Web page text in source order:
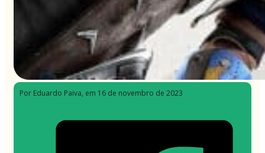
Por Eduardo Paiva, em 16 de novembro de 2023